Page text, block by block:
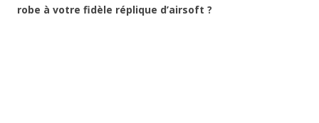
robe à votre fidèle réplique d’airsoft ?